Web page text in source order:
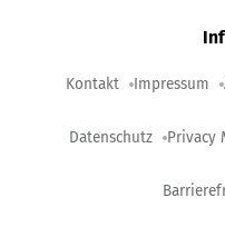
Kontakt Impressum
Datenschutz Privacy